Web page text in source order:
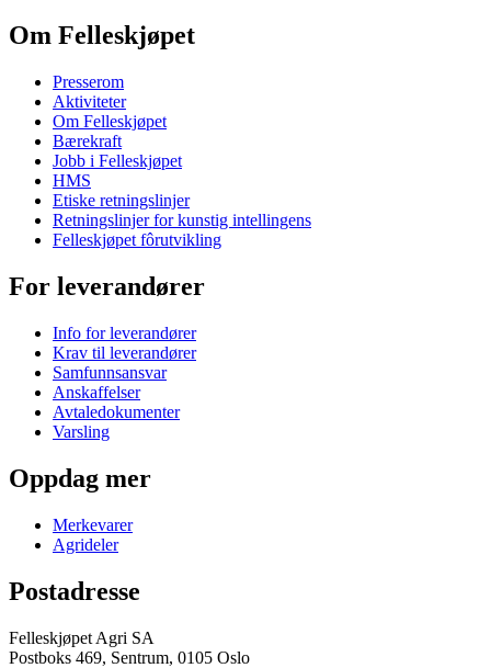
Om Felleskjøpet
Presserom
Aktiviteter
Om Felleskjøpet
Bærekraft
Jobb i Felleskjøpet
HMS
Etiske retningslinjer
Retningslinjer for kunstig intellingens
Felleskjøpet fôrutvikling
For leverandører
Info for leverandører
Krav til leverandører
Samfunnsansvar
Anskaffelser
Avtaledokumenter
Varsling
Oppdag mer
Merkevarer
Agrideler
Postadresse
Felleskjøpet Agri SA
Postboks 469, Sentrum, 0105 Oslo